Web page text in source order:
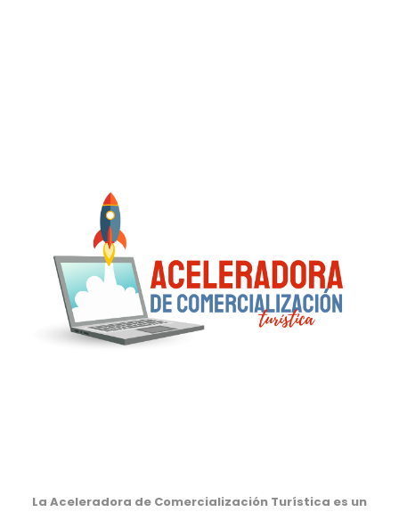
La Aceleradora de Comercialización Turística es un